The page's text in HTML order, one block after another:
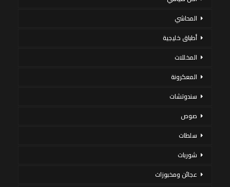
المحاشي
أطباق خليجية
المخللات
المعكرونة
سندوتشات
صوص
سلطات
شوربات
عجائن ومخبوزات